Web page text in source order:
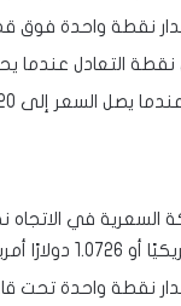
نقطة واحدة فوق
عندما يحقق
السعرية في
نقطة واحدة تحت